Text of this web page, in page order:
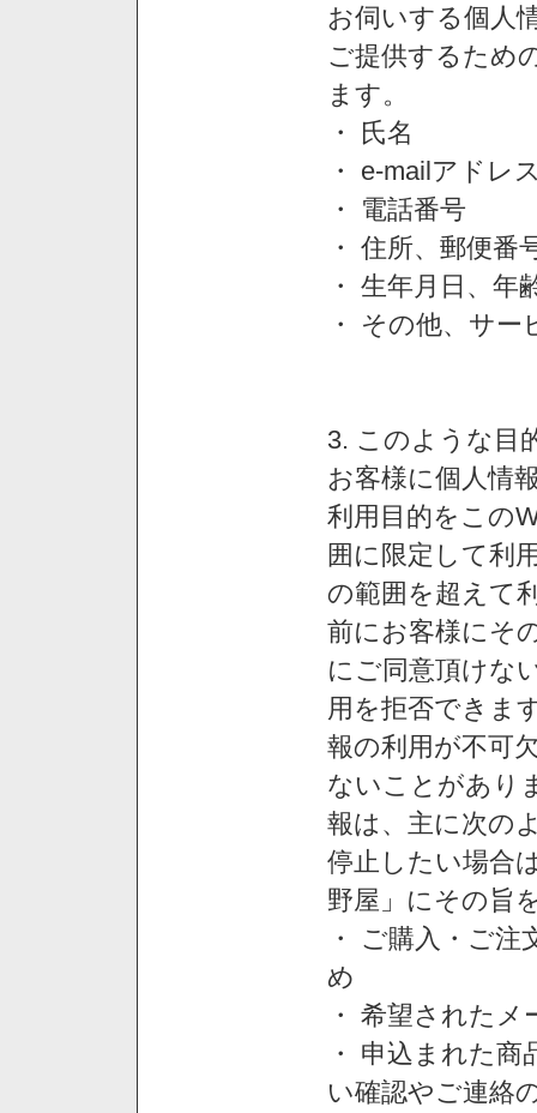
お伺いする個人
ご提供するため
ます。
・ 氏名
・ e-mailアドレ
・ 電話番号
・ 住所、郵便番
・ 生年月日、年
・ その他、サ
3. このような目
お客様に個人情
利用目的をこの
囲に限定して利
の範囲を超えて
前にお客様にそ
にご同意頂けな
用を拒否できま
報の利用が不可
ないことがあり
報は、主に次の
停止したい場合
野屋」にその旨
・ ご購入・ご
め
・ 希望された
・ 申込まれた
い確認やご連絡